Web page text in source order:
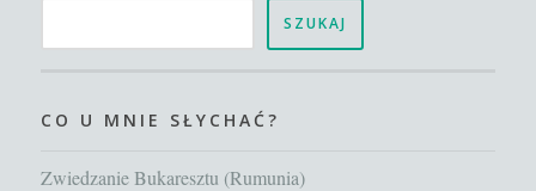
SZUKAJ
CO U MNIE SŁYCHAĆ?
Zwiedzanie Bukaresztu (Rumunia)